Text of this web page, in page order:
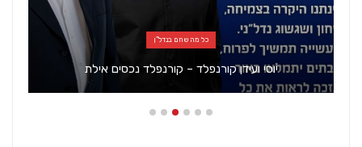
כל מה שחם בנדל"ן
יוסי ועידן קורנפלד – קורנפלד נכסים אילת